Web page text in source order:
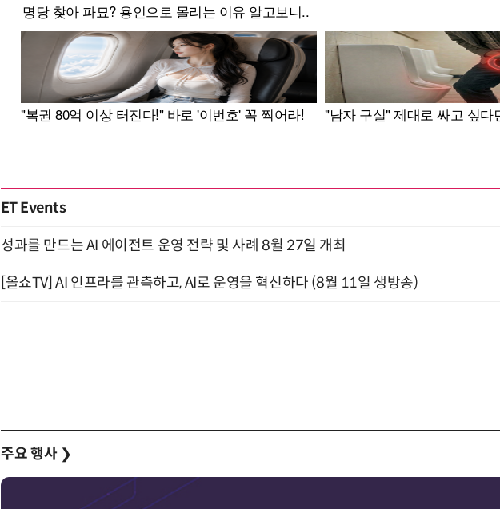
ET Events
성과를 만드는 AI 에이전트 운영 전략 및 사례 8월 27일 개최
[올쇼TV] AI 인프라를 관측하고, AI로 운영을 혁신하다 (8월 11일 생방송)
주요 행사 ❯